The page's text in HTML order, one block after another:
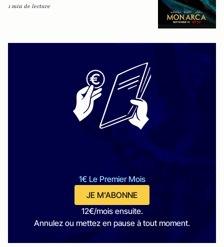
1 min de lecture
1€ Le Premier Mois
JE M'ABONNE
12€/mois ensuite.
Annulez ou mettez en pause à tout moment.